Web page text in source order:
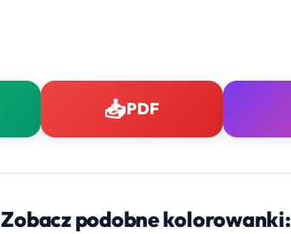
📥PDF
Zobacz podobne kolorowanki: